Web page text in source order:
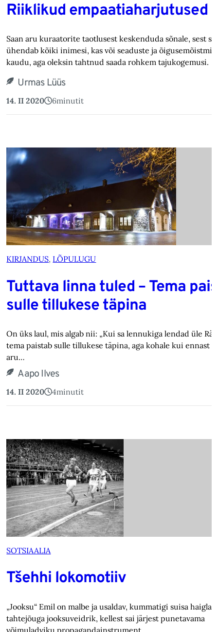
Riiklikud empaatiaharjutused
Saan aru kuraatorite taotlusest keskenduda sõnale, sest
ühendab kõiki inimesi, kas või seaduste ja
kaudu, aga oleksin tahtnud saada rohkem tajukogemusi.
Urmas Lüüs
14. II 2020 6minutit
KIRJANDUS, LÕPULUGU
Tuttava linna tuled – Tema
sulle tillukese täpina
On üks laul, mis algab nii: „Kui sa lennukiga lendad üle
tema paistab sulle tillukese täpina, aga kohale kui ennast
aru…
Aapo Ilves
14. II 2020 4minutit
SOTSIAALIA
Tšehhi lokomotiiv
„Jooksu“ Emil on malbe ja usaldav, kummatigi suisa
tahtejõuga jooksuveidrik, kellest sai järjest punetavama
võimuladviku propagandainstrument.